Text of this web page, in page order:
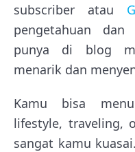
subscriber atau
pengetahuan
punya di blog
menarik dan
Kamu bisa
lifestyle, traveling,
sangat kamu